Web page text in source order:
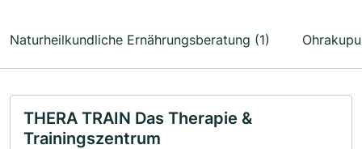
Naturheilkundliche Ernährungsberatung (1)
THERA TRAIN Das Therapie &
Trainingszentrum